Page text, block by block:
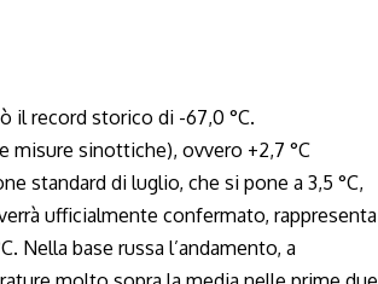
il record storico di -67,0 °C.
misure sinottiche), ovvero +2,7 °C
standard di luglio, che si pone a 3,5 °C,
ufficialmente confermato, rappresenta
Nella base russa l’andamento, a